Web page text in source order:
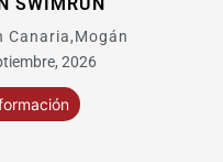
Más información